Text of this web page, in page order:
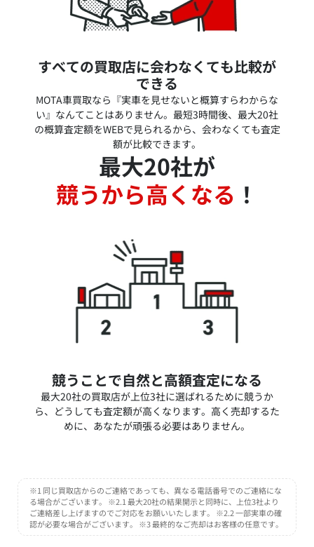
すべての買取店に会わなくても比較が
できる
MOTA車買取なら『実車を見せないと概算すらわからな
い』なんてことはありません。最短3時間後、最大20社
の概算査定額をWEBで見られるから、会わなくても査定
額が比較できます。
最大20社が
競うから高くなる ！
競うことで自然と高額査定になる
最大20社の買取店が上位3社に選ばれるために競うか
ら、どうしても査定額が高くなります。高く売却するた
めに、あなたが頑張る必要はありません。
※1 同じ買取店からのご連絡であっても、異なる電話番号でのご連絡にな
る場合がございます。 ※2.1 最大20社の結果開示と同時に、上位3社より
ご連絡差し上げますのでご対応をお願いいたします。 ※2.2 一部実車の確
認が必要な場合がございます。 ※3 最終的なご売却はお客様の任意です。